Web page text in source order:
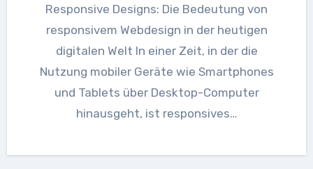
Responsive Designs: Die Bedeutung von
responsivem Webdesign in der heutigen
digitalen Welt In einer Zeit, in der die
Nutzung mobiler Geräte wie Smartphones
und Tablets über Desktop-Computer
hinausgeht, ist responsives…